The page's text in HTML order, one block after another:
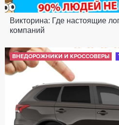
Викторина: Где настоящие
компаний
ВНЕДОРОЖНИКИ И КРОССОВЕРЫ